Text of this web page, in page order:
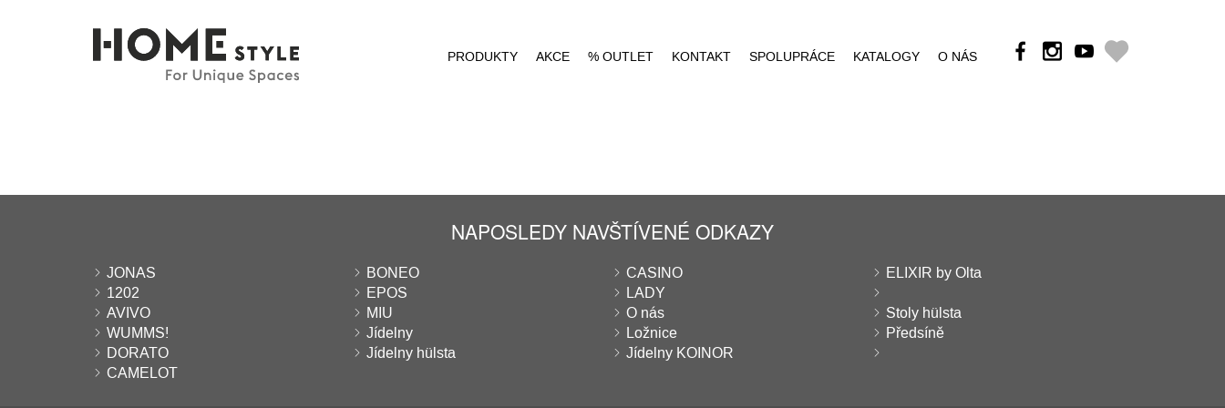
PRODUKTY AKCE % OUTLET KONTAKT SPOLUPRÁCE KATALOGY O NÁS
NAPOSLEDY NAVŠTÍVENÉ ODKAZY
JONAS BONEO CASINO
ELIXIR by Olta
1202
EPOS
LADY
AVIVO
MIU O nás
Stoly hülsta
WUMMS!
Jídelny Ložnice
Předsíně
DORATO
Jídelny hülsta
Jídelny KOINOR
CAMELOT